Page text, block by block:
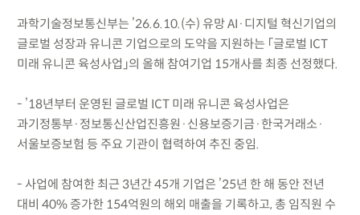
과학기술정보통신부는 ’26.6.10.(수) 유망 AI·디지털 혁신기업의
글로벌 성장과 유니콘 기업으로의 도약을 지원하는 「글로벌 ICT
미래 유니콘 육성사업」의 올해 참여기업 15개사를 최종 선정했다.
- ’18년부터 운영된 글로벌 ICT 미래 유니콘 육성사업은
과기정통부·정보통신산업진흥원·신용보증기금·한국거래소·
서울보증보험 등 주요 기관이 협력하여 추진 중임.
- 사업에 참여한 최근 3년간 45개 기업은 ’25년 한 해 동안 전년
대비 40% 증가한 154억원의 해외 매출을 기록하고, 총 임직원 수